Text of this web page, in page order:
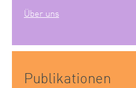
Über uns
Publikationen